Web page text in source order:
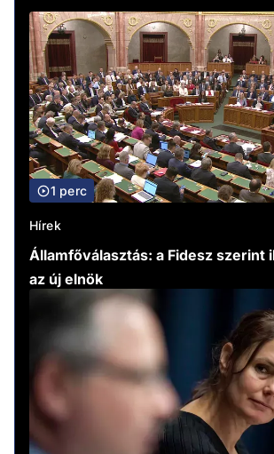
1 perc
Hírek
Államfőválasztás: a Fidesz szerint
az új elnök